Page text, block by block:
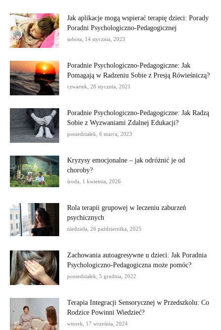
Jak aplikacje mogą wspierać terapię dzieci: Porady
Poradni Psychologiczno-Pedagogicznej
sobota, 14 stycznia, 2023
Poradnie Psychologiczno-Pedagogiczne: Jak
Pomagają w Radzeniu Sobie z Presją Rówieśniczą?
czwartek, 28 stycznia, 2021
Poradnie Psychologiczno-Pedagogiczne: Jak Radzą
Sobie z Wyzwaniami Zdalnej Edukacji?
poniedziałek, 6 marca, 2023
Kryzysy emocjonalne – jak odróżnić je od
choroby?
środa, 1 kwietnia, 2026
Rola terapii grupowej w leczeniu zaburzeń
psychicznych
niedziela, 26 października, 2025
Zachowania autoagresywne u dzieci: Jak Poradnia
Psychologiczno-Pedagogiczna może pomóc?
poniedziałek, 5 grudnia, 2022
Terapia Integracji Sensorycznej w Przedszkolu: Co
Rodzice Powinni Wiedzieć?
wtorek, 17 września, 2024